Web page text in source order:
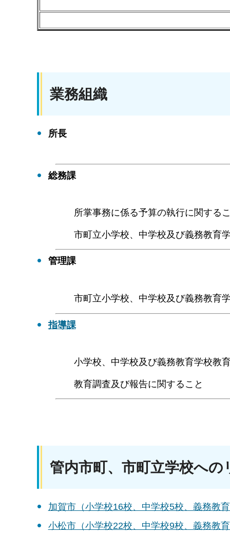
業務組織
所長
総務課
所掌事務に係る予算の執行に関する
市町立小学校、中学校及び義務教育
管理課
市町立小学校、中学校及び義務教育
指導課
小学校、中学校及び義務教育学校教
教育調査及び報告に関すること
管内市町、市町立学校への
加賀市（小学校16校、中学校5校、義務教
小松市（小学校22校、中学校9校、義務教